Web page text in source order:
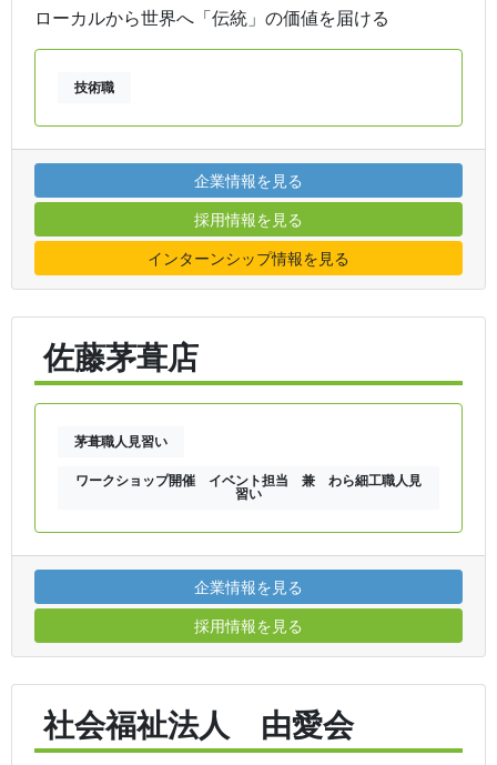
ローカルから世界へ「伝統」の価値を届ける
技術職
企業情報を見る
採用情報を見る
インターンシップ情報を見る
佐藤茅葺店
茅葺職人見習い
ワークショップ開催 イベント担当 兼 わら細工職人見
習い
企業情報を見る
採用情報を見る
社会福祉法人 由愛会